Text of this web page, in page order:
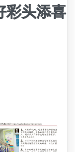
彩头添喜